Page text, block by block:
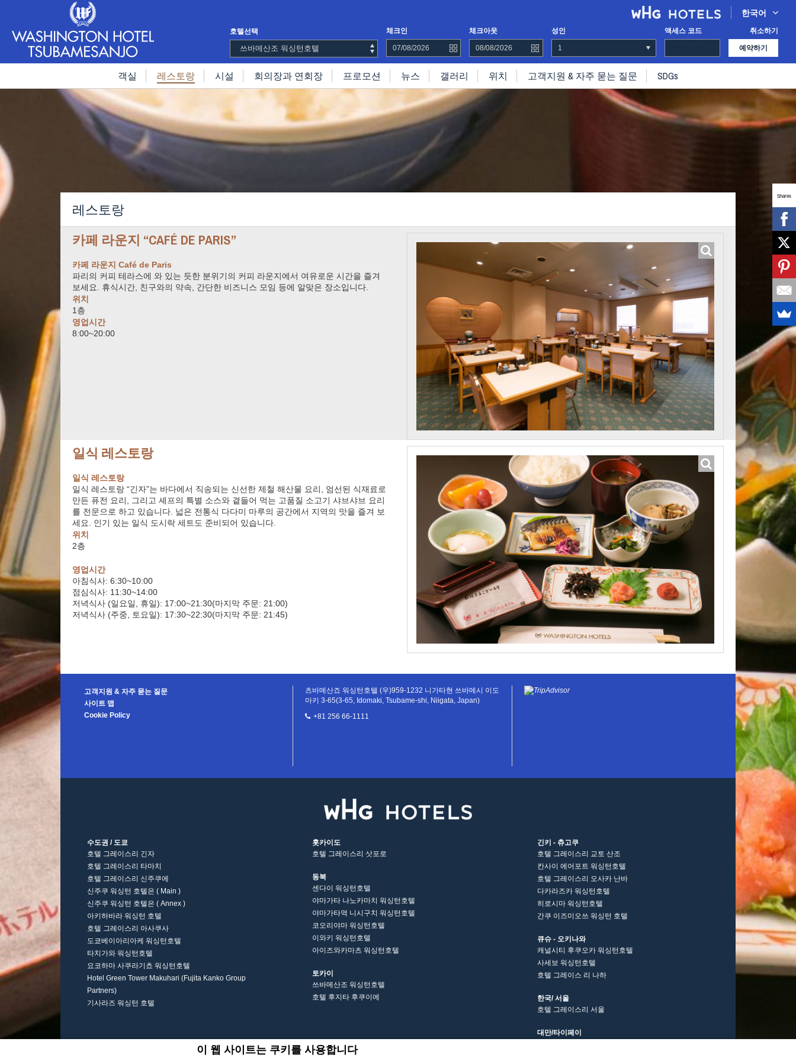
이 웹 사이트는 쿠키를 사용합니다
한국어
호텔선택
쓰바메산조 워싱턴호텔
체크인 체크아웃 성인 액세스 코드 취소하기
예약하기
객실 레스토랑 시설 회의장과 연회장 프로모션 뉴스 갤러리 위치 고객지원 & 자주 묻는 질문 SDGs
레스토랑
카페 라운지 “CAFÉ DE PARIS”
카페 라운지 Café de Paris
파리의 커피 테라스에 와 있는 듯한 분위기의 커피 라운지에서 여유로운 시간을 즐겨
보세요. 휴식시간, 친구와의 약속, 간단한 비즈니스 모임 등에 알맞은 장소입니다.
위치
1층
영업시간
8:00~20:00
일식 레스토랑
일식 레스토랑
일식 레스토랑 “긴자”는 바다에서 직송되는 신선한 제철 해산물 요리, 엄선된 식재료로
만든 퓨전 요리, 그리고 셰프의 특별 소스와 곁들어 먹는 고품질 소고기 샤브샤브 요리
를 전문으로 하고 있습니다. 넓은 전통식 다다미 마루의 공간에서 지역의 맛을 즐겨 보
세요. 인기 있는 일식 도시락 세트도 준비되어 있습니다.
위치
2층
영업시간
아침식사: 6:30~10:00
점심식사: 11:30~14:00
저녁식사 (일요일, 휴일): 17:00~21:30(마지막 주문: 21:00)
저녁식사 (주중, 토요일): 17:30~22:30(마지막 주문: 21:45)
고객지원 & 자주 묻는 질문
사이트 맵
Cookie Policy
츠바메산죠 워싱턴호텔 (우)959-1232 니가타현 쓰바메시 이도
마키 3-65(3-65, Idomaki, Tsubame-shi, Niigata, Japan)
+81 256 66-1111
수도권 / 도쿄
호텔 그레이스리 긴자
호텔 그레이스리 타마치
호텔 그레이스리 신주쿠에
신주쿠 워싱턴 호텔은 ( Main )
신주쿠 워싱턴 호텔은 ( Annex )
아키하바라 워싱턴 호텔
호텔 그레이스리 아사쿠사
도쿄베이아리아케 워싱턴호텔
타치가와 워싱턴호텔
요코하마 사쿠라기쵸 워싱턴호텔
Hotel Green Tower Makuhari (Fujita Kanko Group
Partners)
기사라즈 워싱턴 호텔
홋카이도
호텔 그레이스리 삿포로
동북
센다이 워싱턴호텔
야마가타 나노카마치 워싱턴호텔
야마가타역 니시구치 워싱턴호텔
코오리야마 워싱턴호텔
이와키 워싱턴호텔
아이즈와카마츠 워싱턴호텔
토카이
쓰바메산조 워싱턴호텔
호텔 후지타 후쿠이에
긴키 - 츄고쿠
호텔 그레이스리 교토 산조
칸사이 에어포트 워싱턴호텔
호텔 그레이스리 오사카 난바
다카라즈카 워싱턴호텔
히로시마 워싱턴호텔
간쿠 이즈미오쓰 워싱턴 호텔
큐슈 - 오키나와
캐널시티 후쿠오카 워싱턴호텔
사세보 워싱턴호텔
호텔 그레이스 리 나하
한국/ 서울
호텔 그레이스리 서울
대만/타이페이
Shares